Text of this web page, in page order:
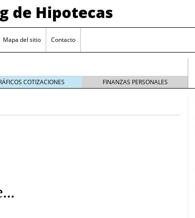
de Hipotecas
Mapa del sitio Contacto
analistas sitúan el índice entre 2,25 % y 2,30 %
sobre el sobreendeudamiento inmobiliario
hipotecario interesan más a los bancos en el
en España: requisitos y condiciones actuales
¿Cómo afectan a la compra de vivienda en
analistas sitúan el índice entre 2,25 % y 2,30 %
sobre el sobreendeudamiento inmobiliario
COTIZACIONES FINANZAS PERSONALES